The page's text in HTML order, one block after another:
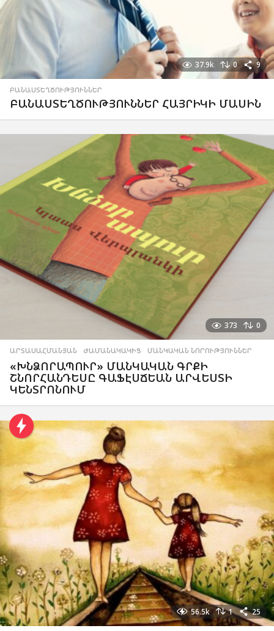
37.9k 0 9
ԲԱՆԱՍՏԵՂԾՈՒԹՅՈՒՆՆԵՐ
ԲԱՆԱՍՏԵՂԾՈՒԹՅՈՒՆՆԵՐ ՀԱՅՐԻԿԻ ՄԱՍԻՆ
373 0
ԱՐՏԱՍԱՀՄԱՆՅԱՆ ,ԺԱՄԱՆԱԿԱԿԻՑ ,ՄԱՆԿԱԿԱՆ ՆՈՐՈՒԹՅՈՒՆՆԵՐ
«ԽՆՁՈՐԱՊՈՒՐ» ՄԱՆԿԱԿԱՆ ԳՐՔԻ
ՇՆՈՐՀԱՆԴԵՍԸ ԳԱՖԷՍՃԵԱՆ ԱՐՎԵՍՏԻ
ԿԵՆՏՐՈՆՈՒՄ
56.5k 1 25